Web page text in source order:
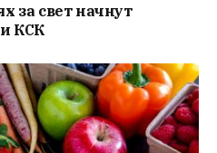
за свет начнут
КСК